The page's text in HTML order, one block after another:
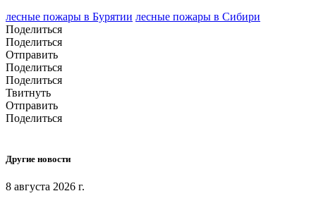
лесные пожары в Бурятии лесные пожары в Сибири
Поделиться
Поделиться
Отправить
Поделиться
Поделиться
Твитнуть
Отправить
Поделиться
Другие новости
8 августа 2026 г.